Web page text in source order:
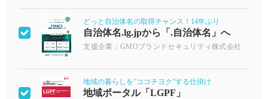
どっと自治体名の取得チャンス！14年ぶり
自治体名.lg.jpから「.自治体名」へ
支援企業：GMOブランドセキュリティ株式会社
地域の暮らしを”ココチヨク”する仕掛け
地域ポータル「LGPF」